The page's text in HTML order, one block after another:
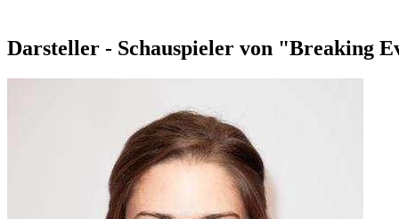
Darsteller - Schauspieler von "Breaking